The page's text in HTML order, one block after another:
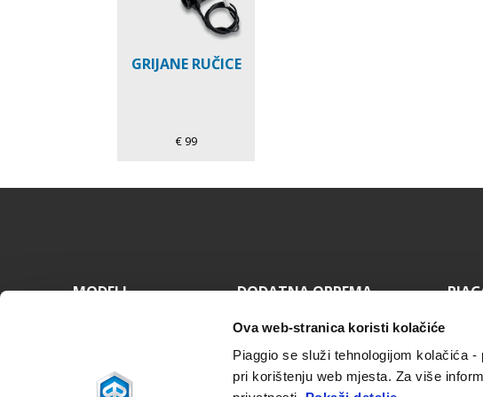
Ova web-stranica koristi kolačiće
Piaggio se služi tehnologijom kolačića
pri korištenju web mjesta. Za više
GRIJANE RUČICE
€ 99
MODELI
Piaggio 1
DODATNA OPREMA
Beverly
Medley
Liberty
ZIP